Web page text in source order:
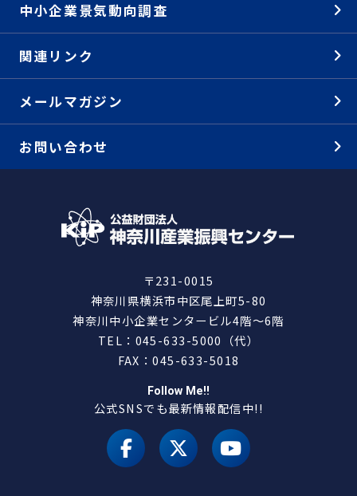
中小企業景気動向調査
関連リンク
メールマガジン
お問い合わせ
〒231-0015
神奈川県横浜市中区尾上町5-80
神奈川中小企業センタービル4階～6階
TEL：045-633-5000（代）
FAX：045-633-5018
Follow Me!!
公式SNSでも最新情報配信中!!
facebookX（旧 twitter）
youtube